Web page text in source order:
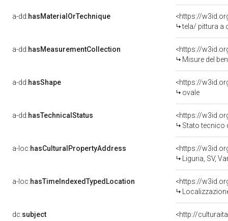
a-dd:hasMaterialOrTechnique
<https://
tela/ pittura a
a-dd:hasMeasurementCollection
<https://
Misure del
a-dd:hasShape
<https://
ovale
a-dd:hasTechnicalStatus
<https://
Stato tecnico
a-loc:hasCulturalPropertyAddress
<https://
Liguria, SV,
a-loc:hasTimeIndexedTypedLocation
<https://
dc:subject <http://